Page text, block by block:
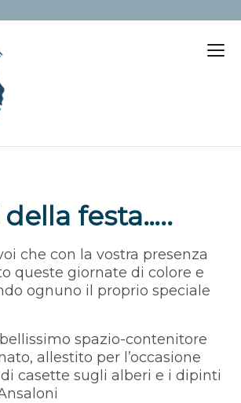
festa…..
che con la vostra presenza
queste giornate di colore e
ognuno il proprio speciale
spazio-contenitore
allestito per l’occasione
casette sugli alberi e i dipinti